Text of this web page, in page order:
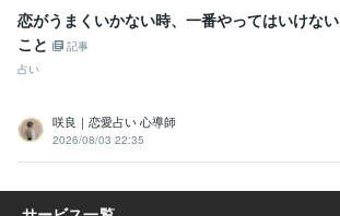
恋がうまくいかない時、一番やってはいけない
こと
記事
占い
咲良｜恋愛占い 心導師
2026/08/03 22:35